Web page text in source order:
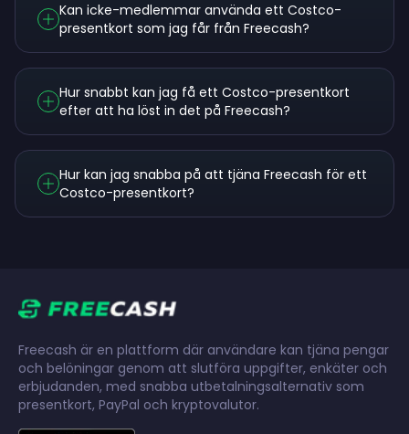
Kan icke-medlemmar använda ett Costco-
presentkort som jag får från Freecash?
Hur snabbt kan jag få ett Costco-presentkort
efter att ha löst in det på Freecash?
Hur kan jag snabba på att tjäna Freecash för ett
Costco-presentkort?
Freecash är en plattform där användare kan tjäna pengar
och belöningar genom att slutföra uppgifter, enkäter och
erbjudanden, med snabba utbetalningsalternativ som
presentkort, PayPal och kryptovalutor.